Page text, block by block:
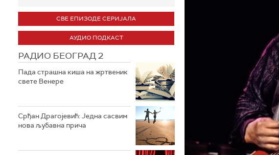
СВЕ ЕПИЗОДЕ СЕРИЈАЛА
АУДИО ПОДКАСТ
РАДИО БЕОГРАД 2
Пада страшна киша на жртвеник
свете Венере
Срђан Драгојевић: Једна сасвим
нова љубавна прича